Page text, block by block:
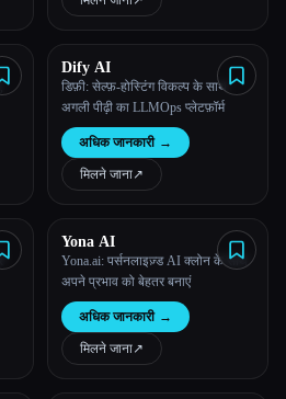
Dify AI
डिफ़ी: सेल्फ़-होस्टिंग विकल्प के साथ
अगली पीढ़ी का LLMOps प्लेटफ़ॉर्म
अधिक जानकारी →
मिलने जाना↗︎
Yona AI
Yona.ai: पर्सनलाइज़्ड AI क्लोन के साथ
अपने प्रभाव को बेहतर बनाएं
अधिक जानकारी →
मिलने जाना↗︎